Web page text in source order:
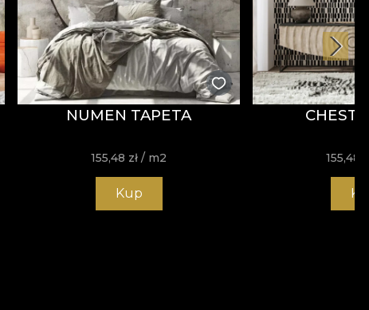
NUMEN TAPETA
155,48 zł / m2
Kup
CHEST
155,48